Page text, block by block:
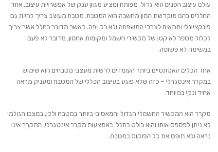
עולם עיצוב הפנים הוא גדול, מפותח ומציע מגוון ענק של אפשרויות עיצוב. אחד
החללים בהם מוקדשת המון מחשבה הוא המטבח. מטבח מעוצב צריך להיות גם
פונקציונלי ומתאים לצרכי המשפחה ולא רק יפה. כאשר מדובר בחלל אשר צריך
לכלול מספר לא קטן של מכשירי חשמל ומקומות אחסון, מדובר לא פעם
במשימה לא פשוטה.
אחד הכלים האסתטיים ביותר העומדים לרשות מעצבי מטבחים הוא שימוש
במקרר אינטגרלי – כזה שלא פוגע בעיצוב הכללי של המטבח ומעניק מראה
אחיד ונקי במיוחד.
מקרר הוא המכשיר החשמלי הגדול והמאסיבי ביותר במטבח ולכן, במצבו הגולמי
לא ניתן לפספס אותו והוא בולט בחלל. באמצעות מקרר אינטגרלי, המקרר אינו
נראה ולא תופס את כל הפוקוס במטבח.